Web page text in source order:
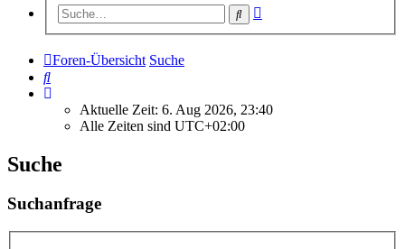
Suche
Foren-Übersicht Suche
Suche
Aktuelle Zeit: 6. Aug 2026, 23:40
Alle Zeiten sind UTC+02:00
Suche
Suchanfrage